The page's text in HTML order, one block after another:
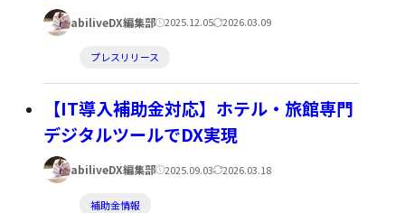
著
者:
abiliveDX編集部公
開
日:
2025.12.05更
日:
2026.03.09
テ
ゴ
リ
ー:
プレスリリース
【IT導入補助金対応】ホテル・旅館専門
デジタルツールでDX実現
著
者:
abiliveDX編集部公2025.09.03更2026.03.18
補助金情報